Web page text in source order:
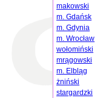
makowski
m. Gdańsk
m. Gdynia
m. Wrocław
wołomiński
mrągowski
m. Elbląg
żniński
stargardzki